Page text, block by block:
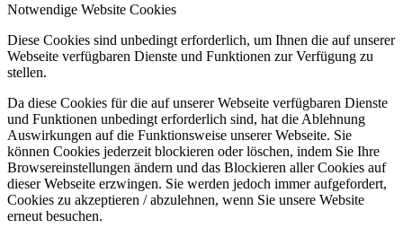
Notwendige Website Cookies
Diese Cookies sind unbedingt erforderlich, um Ihnen die auf unserer
Webseite verfügbaren Dienste und Funktionen zur Verfügung zu
stellen.
Da diese Cookies für die auf unserer Webseite verfügbaren Dienste
und Funktionen unbedingt erforderlich sind, hat die Ablehnung
Auswirkungen auf die Funktionsweise unserer Webseite. Sie
können Cookies jederzeit blockieren oder löschen, indem Sie Ihre
Browsereinstellungen ändern und das Blockieren aller Cookies auf
dieser Webseite erzwingen. Sie werden jedoch immer aufgefordert,
Cookies zu akzeptieren / abzulehnen, wenn Sie unsere Website
erneut besuchen.